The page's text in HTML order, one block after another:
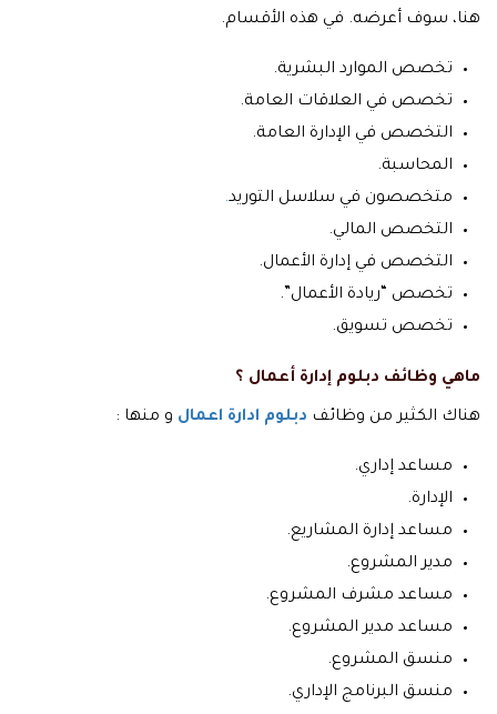
هنا، سوف أعرضه. في هذه الأقسام.
تخصص الموارد البشرية.
تخصص في العلاقات العامة.
التخصص في الإدارة العامة.
المحاسبة.
متخصصون في سلاسل التوريد.
التخصص المالي.
التخصص في إدارة الأعمال.
تخصص “ريادة الأعمال”.
تخصص تسويق.
ماهي وظائف دبلوم إدارة أعمال ؟
هناك الكثير من وظائف دبلوم ادارة اعمال و منها :
مساعد إداري.
الإدارة.
مساعد إدارة المشاريع.
مدير المشروع.
مساعد مشرف المشروع.
مساعد مدير المشروع.
منسق المشروع.
منسق البرنامج الإداري.